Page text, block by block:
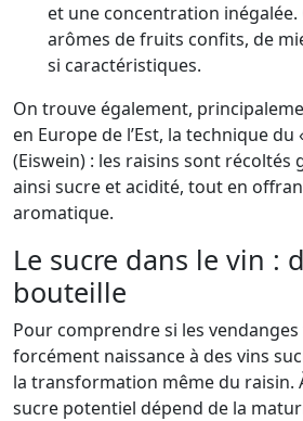
et une concentration
arômes de fruits confits, de
si caractéristiques.
On trouve également,
en Europe de l’Est, la technique du
(Eiswein) : les raisins sont récoltés
ainsi sucre et acidité, tout en
aromatique.
Le sucre dans le vin :
bouteille
Pour comprendre si les
forcément naissance à des vins
la transformation même du raisin.
sucre potentiel dépend de la